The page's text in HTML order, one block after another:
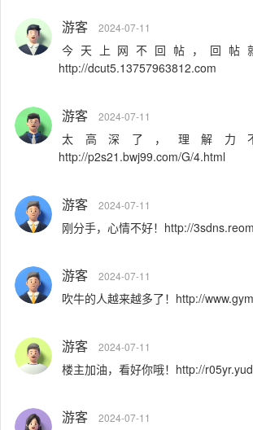
游客 2024-07-11
今天上网不回帖，回帖
http://dcut5.13757963812.com
游客 2024-07-11
太高深了，理解力
http://p2s21.bwj99.com/G/4.html
游客 2024-07-11
刚分手，心情不好！http://
游客 2024-07-11
吹牛的人越来越多了！http://
游客 2024-07-11
楼主加油，看好你哦！http://
游客 2024-07-11